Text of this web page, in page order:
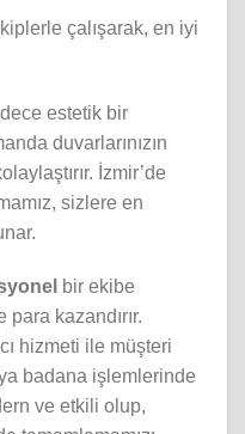
çalışarak, en iyi
estetik bir
duvarlarınızın
İzmir’de
sizlere en
bir ekibe
kazandırır.
hizmeti ile müşteri
badana işlemlerinde
ve etkili olup,